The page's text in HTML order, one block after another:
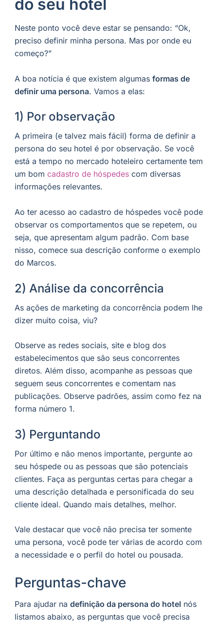
do seu hotel
Neste ponto você deve estar se pensando: “Ok,
preciso definir minha persona. Mas por onde eu
começo?”
A boa notícia é que existem algumas formas de
definir uma persona. Vamos a elas:
1) Por observação
A primeira (e talvez mais fácil) forma de definir a
persona do seu hotel é por observação. Se você
está a tempo no mercado hoteleiro certamente tem
um bom cadastro de hóspedes com diversas
informações relevantes.
Ao ter acesso ao cadastro de hóspedes você pode
observar os comportamentos que se repetem, ou
seja, que apresentam algum padrão. Com base
nisso, comece sua descrição conforme o exemplo
do Marcos.
2) Análise da concorrência
As ações de marketing da concorrência podem lhe
dizer muito coisa, viu?
Observe as redes sociais, site e blog dos
estabelecimentos que são seus concorrentes
diretos. Além disso, acompanhe as pessoas que
seguem seus concorrentes e comentam nas
publicações. Observe padrões, assim como fez na
forma número 1.
3) Perguntando
Por último e não menos importante, pergunte ao
seu hóspede ou as pessoas que são potenciais
clientes. Faça as perguntas certas para chegar a
uma descrição detalhada e personificada do seu
cliente ideal. Quando mais detalhes, melhor.
Vale destacar que você não precisa ter somente
uma persona, você pode ter várias de acordo com
a necessidade e o perfil do hotel ou pousada.
Perguntas-chave
Para ajudar na definição da persona do hotel nós
listamos abaixo, as perguntas que você precisa